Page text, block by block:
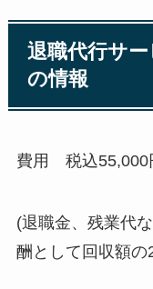
退職代行サ
の情報
費用 税込55,000
(退職金、残業代
酬として回収額の